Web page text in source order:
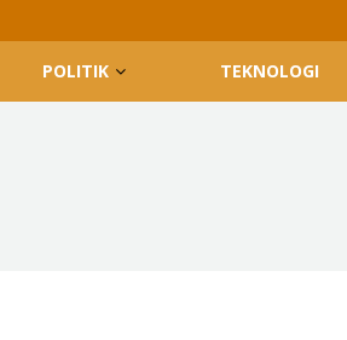
POLITIK TEKNOLOGI